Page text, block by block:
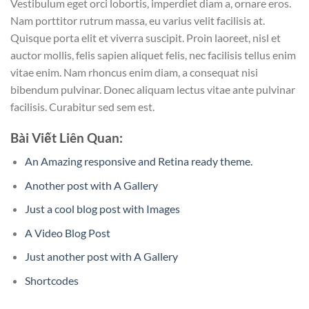
Vestibulum eget orci lobortis, imperdiet diam a, ornare eros.
Nam porttitor rutrum massa, eu varius velit facilisis at.
Quisque porta elit et viverra suscipit. Proin laoreet, nisl et
auctor mollis, felis sapien aliquet felis, nec facilisis tellus enim
vitae enim. Nam rhoncus enim diam, a consequat nisi
bibendum pulvinar. Donec aliquam lectus vitae ante pulvinar
facilisis. Curabitur sed sem est.
Bài Viết Liên Quan:
An Amazing responsive and Retina ready theme.
Another post with A Gallery
Just a cool blog post with Images
A Video Blog Post
Just another post with A Gallery
Shortcodes